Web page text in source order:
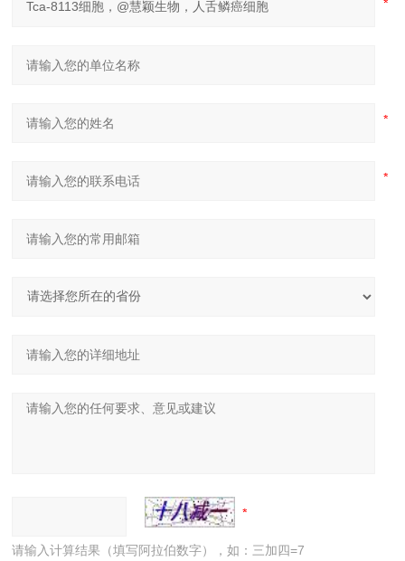
请输入计算结果（填写阿拉伯数字），如：三加四=7